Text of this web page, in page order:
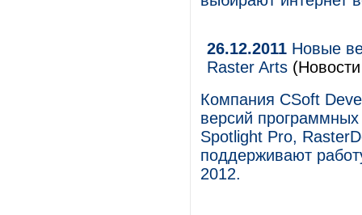
26.12.2011 Новые
Raster Arts
Компания CSoft
версий
Spotlight Pro,
поддерживают
2012.